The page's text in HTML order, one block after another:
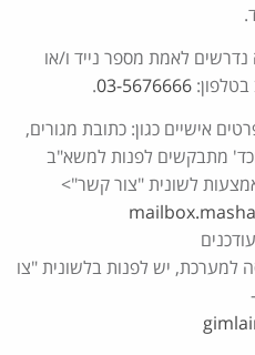
לאמת מספר נייד ו/או
03-5676666
.
אישיים כגון: כתובת מגורים,
מתבקשים לפנות למשא"ב
5676666 או באמצעות לשונית "צור קשר">
למערכת, יש לפנות בלשונית "צו